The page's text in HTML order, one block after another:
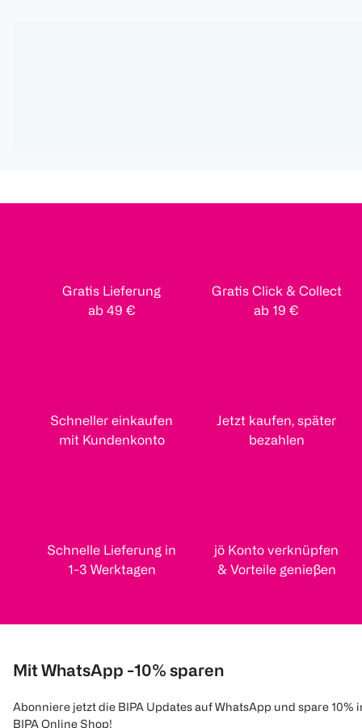
Gratis Lieferung
ab 49 €
Gratis Click & Collect
ab 19 €
Schneller einkaufen
mit Kundenkonto
Jetzt kaufen, später
bezahlen
Schnelle Lieferung in
1-3 Werktagen
jö Konto verknüpfen
& Vorteile genießen
Mit WhatsApp -10% sparen
Abonniere jetzt die BIPA Updates auf WhatsApp und spare 10%
BIPA Online Shop!